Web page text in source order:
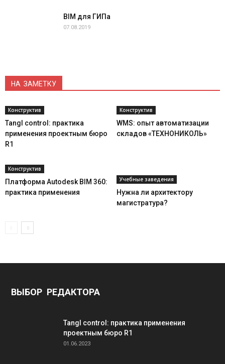
BIM для ГИПа
07.08.2019
НА ЗАМЕТКУ
Конструктив
Tangl control: практика
применения проектным бюро
R1
Конструктив
WMS: опыт автоматизации
складов «ТЕХНОНИКОЛЬ»
Конструктив
Платформа Autodesk BIM 360:
практика применения
Учебные заведения
Нужна ли архитектору
магистратура?
ВЫБОР РЕДАКТОРА
Tangl control: практика применения
проектным бюро R1
01.06.2023